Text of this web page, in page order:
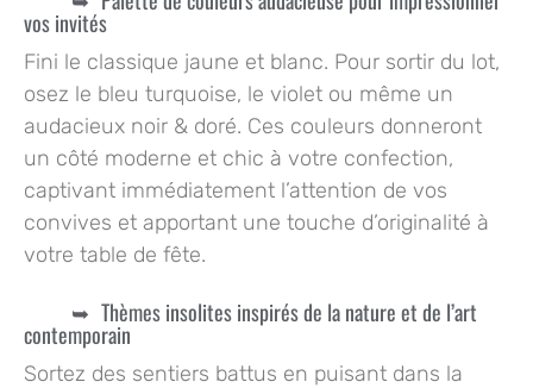
vos invités
Fini le classique jaune et blanc. Pour sortir du lot,
osez le bleu turquoise, le violet ou même un
audacieux noir & doré. Ces couleurs donneront
un côté moderne et chic à votre confection,
captivant immédiatement l’attention de vos
convives et apportant une touche d’originalité à
votre table de fête.
Thèmes insolites inspirés de la nature et de l’art
contemporain
Sortez des sentiers battus en puisant dans la